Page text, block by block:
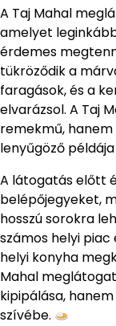
A Taj Mahal
amelyet
érdemes
tükröződik a
faragások, és a
elvarázsol. A Taj
remekmű,
lenyűgöző példája
A látogatás előtt
belépőjegyeket,
hosszú sorokra
számos helyi
helyi konyha
Mahal
kipipálása,
szívébe.